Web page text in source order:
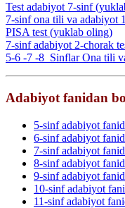
Test adabiyot 7-sinf
7-sinf ona tili va adabiyot
PISA test (yuklab oling)
7-sinf adabiyot 2-chorak
5-6 -7 -8_Sinflar Ona tili
Adabiyot fanidan
5-sinf adabiyot
6-sinf adabiyot
7-sinf adabiyot
8-sinf adabiyot
9-sinf adabiyot
10-sinf adabiyot
11-sinf adabiyot